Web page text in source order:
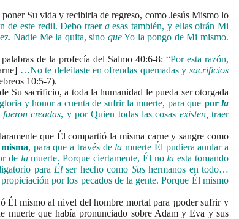
Su vida y recibirla de regreso, como Jesús Mismo lo
de este redil. Debo traer aesas también, y ellas oirán Mi
Nadie Me la quita, sino queYo la pongo de Mi mismo.
de la profecía del Salmo 40:6-8: “Por esta razón,
…No te deleitaste en ofrendas quemadas y sacrificios
10:5-7).
Su sacrificio, a toda la humanidad le pueda ser otorgada
y honor a cuenta de sufrir la muerte, para que por la
fueron creadas, y por Quien todas las cosas existen, traer
que Él compartió la misma carne y sangre como
, para que a través de lamuerte Él pudiera anular a
de lamuerte. Porque ciertamente, Él no laesta tomando
para Élser hecho como Sushermanos en todo…
por los pecados de la gente. Porque Él mismo
mismo al nivel del hombre mortal para ¡poder sufrir y
muerte que había pronunciado sobre Adam y Eva y sus